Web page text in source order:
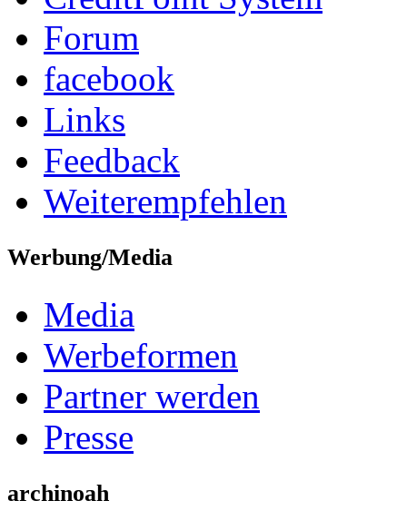
Forum
facebook
Links
Feedback
Weiterempfehlen
Werbung/Media
Media
Werbeformen
Partner werden
Presse
archinoah